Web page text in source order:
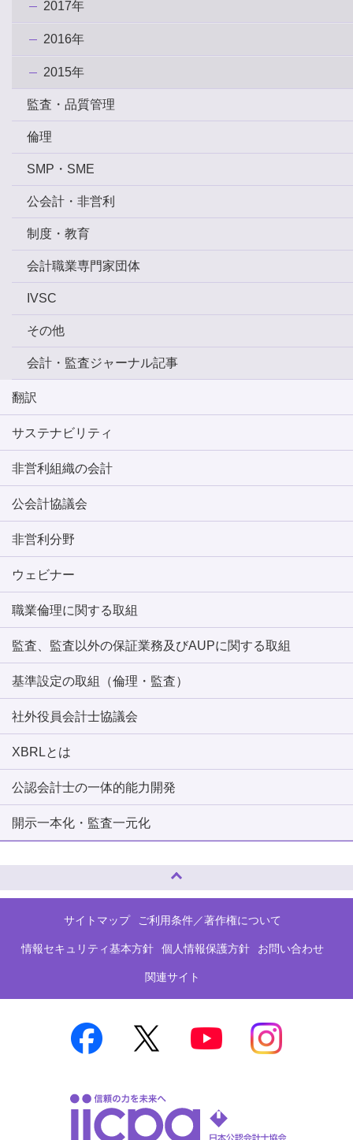
2017年
2016年
2015年
監査・品質管理
倫理
SMP・SME
公会計・非営利
制度・教育
会計職業専門家団体
IVSC
その他
会計・監査ジャーナル記事
翻訳
サステナビリティ
非営利組織の会計
公会計協議会
非営利分野
ウェビナー
職業倫理に関する取組
監査、監査以外の保証業務及びAUPに関する取組
基準設定の取組（倫理・監査）
社外役員会計士協議会
XBRLとは
公認会計士の一体的能力開発
開示一本化・監査一元化
サイトマップ ご利用条件／著作権について
情報セキュリティ基本方針 個人情報保護方針 お問い合わせ
関連サイト